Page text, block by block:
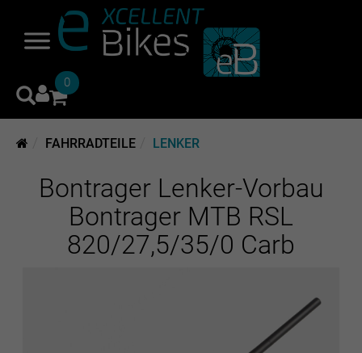
0
FAHRRADTEILE LENKER
Bontrager Lenker-Vorbau
Bontrager MTB RSL
820/27,5/35/0 Carb